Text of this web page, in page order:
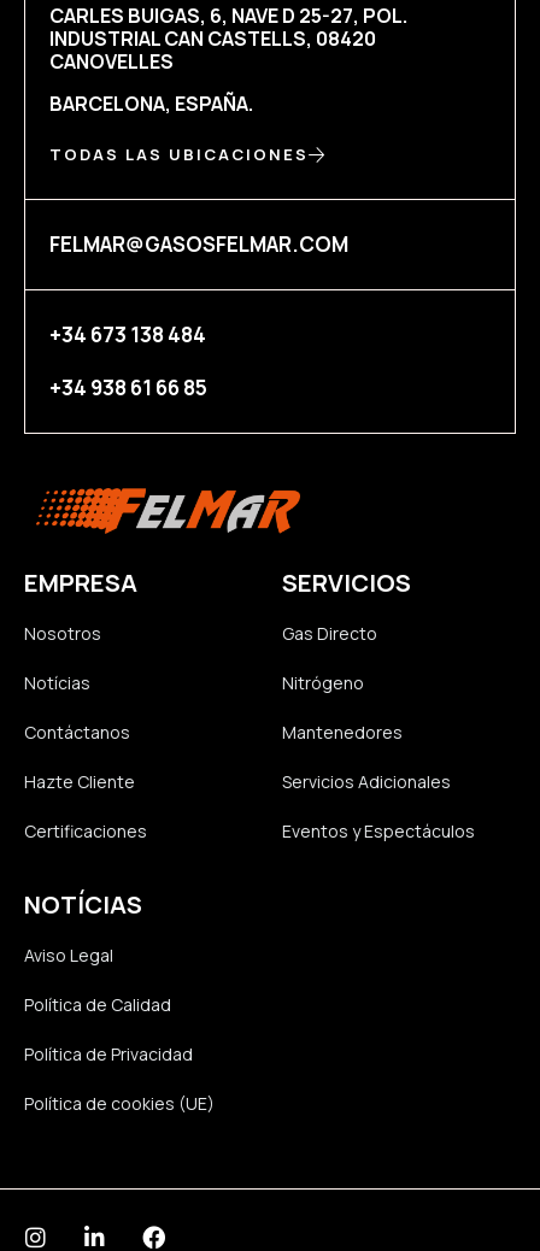
CARLES BUIGAS, 6, NAVE D 25-27, POL.
INDUSTRIAL CAN CASTELLS, 08420
CANOVELLES
BARCELONA, ESPAÑA.
TODAS LAS UBICACIONES
FELMAR@GASOSFELMAR.COM
+34 673 138 484
+34 938 61 66 85
EMPRESA
Nosotros
Notícias
Contáctanos
Hazte Cliente
Certificaciones
SERVICIOS
Gas Directo
Nitrógeno
Mantenedores
Servicios Adicionales
Eventos y Espectáculos
NOTÍCIAS
Aviso Legal
Política de Calidad
Política de Privacidad
Política de cookies (UE)